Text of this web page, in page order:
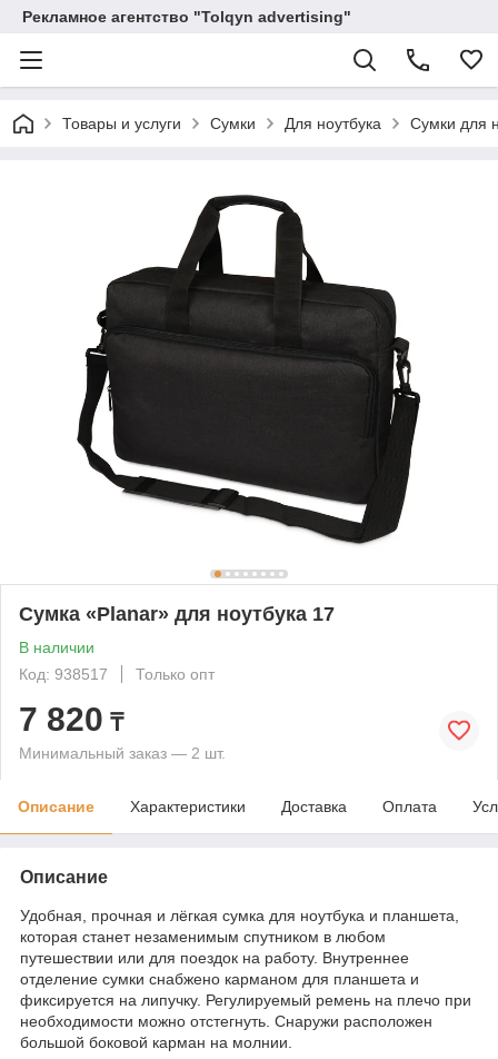
Рекламное агентство "Tolqyn advertising"
Товары и услуги Сумки Для ноутбука Сумки для
Сумка «Planar» для ноутбука 17
В наличии
Код: 938517
Только опт
7 820 ₸
Минимальный заказ — 2 шт.
Описание Характеристики Доставка Оплата
Описание
Удобная, прочная и лёгкая сумка для ноутбука и планшета,
которая станет незаменимым спутником в любом
путешествии или для поездок на работу. Внутреннее
отделение сумки снабжено карманом для планшета и
фиксируется на липучку. Регулируемый ремень на плечо при
необходимости можно отстегнуть. Снаружи расположен
большой боковой карман на молнии.